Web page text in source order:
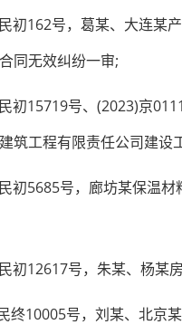
号，葛某、大连某产
同无效纠纷一审;
15719号、(2023)京
筑工程有限责任公司建设
5685号，廊坊某保温材
12617号，朱某、杨某
号，刘某、北京某